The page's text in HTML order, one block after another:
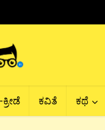
ಕವಿತೆ ಕಥೆ